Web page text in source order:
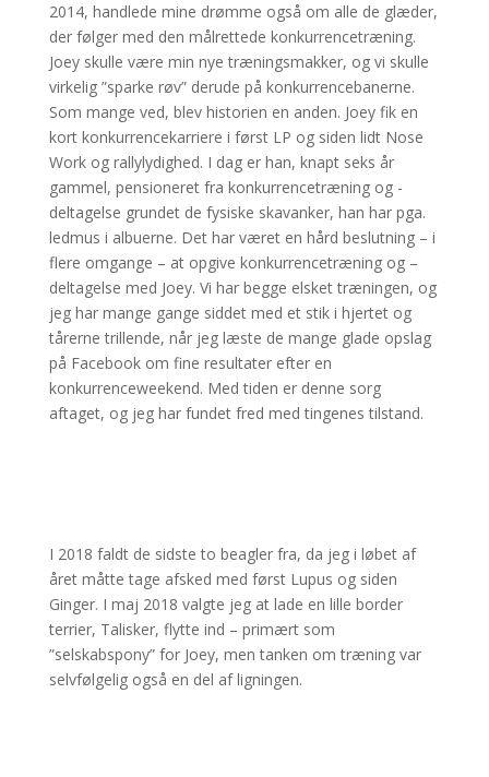
2014, handlede mine drømme også om alle de glæder,
der følger med den målrettede konkurrencetræning.
Joey skulle være min nye træningsmakker, og vi skulle
virkelig ”sparke røv” derude på konkurrencebanerne.
Som mange ved, blev historien en anden. Joey fik en
kort konkurrencekarriere i først LP og siden lidt Nose
Work og rallylydighed. I dag er han, knapt seks år
gammel, pensioneret fra konkurrencetræning og -
deltagelse grundet de fysiske skavanker, han har pga.
ledmus i albuerne. Det har været en hård beslutning – i
flere omgange – at opgive konkurrencetræning og –
deltagelse med Joey. Vi har begge elsket træningen, og
jeg har mange gange siddet med et stik i hjertet og
tårerne trillende, når jeg læste de mange glade opslag
på Facebook om fine resultater efter en
konkurrenceweekend. Med tiden er denne sorg
aftaget, og jeg har fundet fred med tingenes tilstand.
I 2018 faldt de sidste to beagler fra, da jeg i løbet af
året måtte tage afsked med først Lupus og siden
Ginger. I maj 2018 valgte jeg at lade en lille border
terrier, Talisker, flytte ind – primært som
”selskabspony” for Joey, men tanken om træning var
selvfølgelig også en del af ligningen.